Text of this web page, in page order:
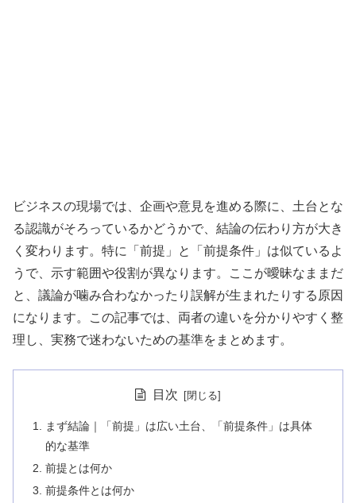
ビジネスの現場では、企画や意見を進める際に、土台とな
る認識がそろっているかどうかで、結論の伝わり方が大き
く変わります。特に「前提」と「前提条件」は似ているよ
うで、示す範囲や役割が異なります。ここが曖昧なままだ
と、議論が噛み合わなかったり誤解が生まれたりする原因
になります。この記事では、両者の違いを分かりやすく整
理し、実務で迷わないための基準をまとめます。
目次
まず結論｜「前提」は広い土台、「前提条件」は具体
的な基準
前提とは何か
前提条件とは何か